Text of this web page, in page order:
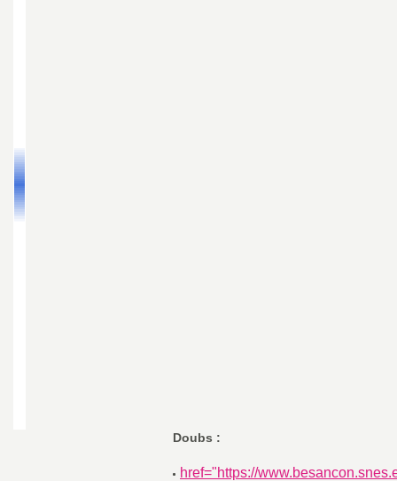
Doubs :
href="https://